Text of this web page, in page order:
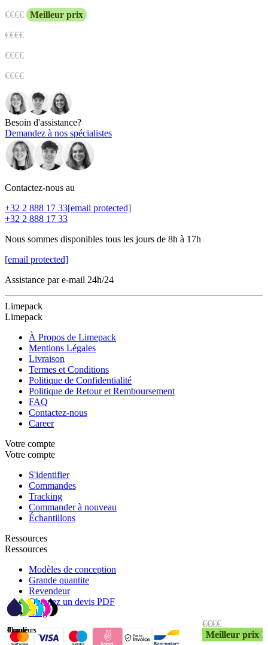
Illimité
€€€€
Meilleur prix
Illimité €€€€
4 couleurs €€€€
6 couleurs
€€€€
Meilleur prix
€€€€ Meilleur prix
€€€€
€€€€
€€€€
Besoin d'assistance?
Demandez à nos spécialistes
Contactez-nous au
+32 2 888 17 33[email protected]
+32 2 888 17 33
Nous sommes disponibles tous les jours de 8h à 17h
[email protected]
Assistance par e-mail 24h/24
Limepack
Limepack
À Propos de Limepack
Mentions Légales
Livraison
Termes et Conditions
Politique de Confidentialité
Politique de Retour et Remboursement
FAQ
Contactez-nous
Career
Votre compte
Votre compte
S'identifier
Commandes
Tracking
Commander à nouveau
Échantillons
Ressources
Ressources
Modèles de conception
Grande quantite
Revendeur
Obtenez un devis PDF
Blog